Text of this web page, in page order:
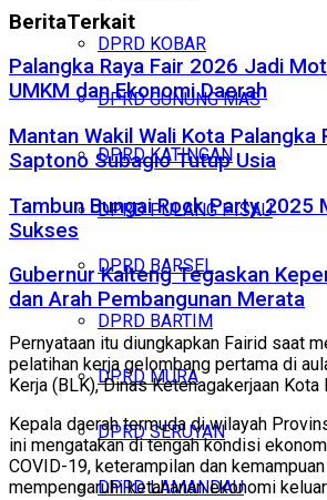
DPRD KOBAR
DPRD GUNUNG MAS
DPRD KATINGAN
DPRD PULANG PISAU
DPRD BARSEL
DPRD BARTIM
DPRD MURA
DPRD SERUYAN
DPRD LAMANDAU
BeritaTerkait
Palangka Raya Fair 2026 Jadi
UMKM dan Ekonomi Daerah
Mantan Wakil Wali Kota Palangka
Saptono Subagio Tutup Usia
Tambun Bungai Rock Party 2025
Sukses
Gubernur Kalteng Tegaskan
dan Arah Pembangunan Merata
Pernyataan itu diungkapkan Fairid saat
pelatihan kerja gelombang pertama di
Kerja (BLK), Dinas Ketenagakerjaan Kota
Kepala daerah termuda di wilayah
ini mengatakan di tengah kondisi
COVID-19, keterampilan dan
mempengaruhi ketahanan ekonomi